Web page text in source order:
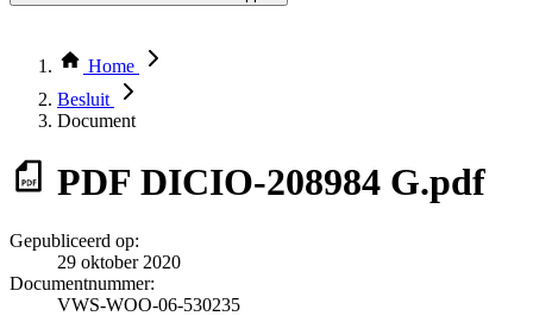
Thema COVID-19
Bekijk per bestuursorgaan
Home
Besluit
Document
PDF DICIO-208984 G.pdf
Gepubliceerd op:
29 oktober 2020
Documentnummer:
VWS-WOO-06-530235